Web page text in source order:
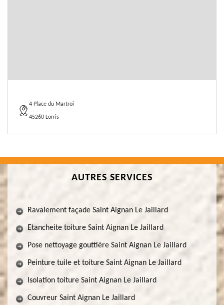
4 Place du Martroi
45260 Lorris
AUTRES SERVICES
Ravalement façade Saint Aignan Le Jaillard
Etancheite toiture Saint Aignan Le Jaillard
Pose nettoyage gouttière Saint Aignan Le Jaillard
Peinture tuile et toiture Saint Aignan Le Jaillard
Isolation toiture Saint Aignan Le Jaillard
Couvreur Saint Aignan Le Jaillard